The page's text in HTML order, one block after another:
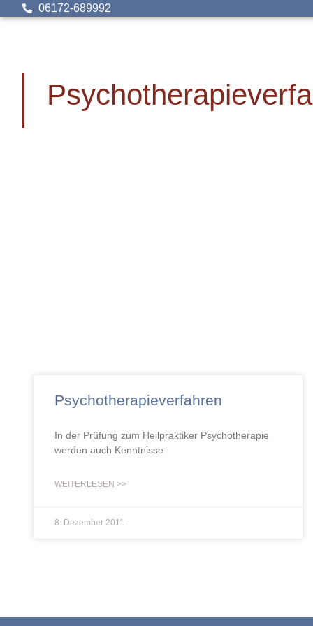
06172-689992
Psychotherapieverfahren
In der Prüfung zum Heilpraktiker Psychotherapie
werden auch Kenntnisse
WEITERLESEN >>
8. Dezember 2011